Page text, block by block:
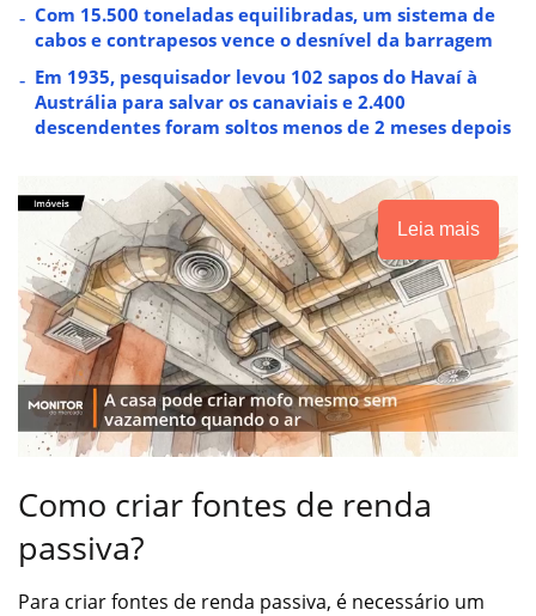
Com 15.500 toneladas equilibradas, um sistema de
cabos e contrapesos vence o desnível da barragem
Em 1935, pesquisador levou 102 sapos do Havaí à
Austrália para salvar os canaviais e 2.400
descendentes foram soltos menos de 2 meses depois
Leia mais
Como criar fontes de renda
passiva?
Para criar fontes de renda passiva, é necessário um